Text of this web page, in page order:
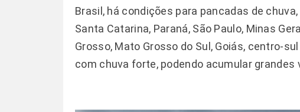
Brasil, há condições para pancadas de
Santa Catarina, Paraná, São Paulo, Minas
Grosso, Mato Grosso do Sul, Goiás, centro-
com chuva forte, podendo acumular